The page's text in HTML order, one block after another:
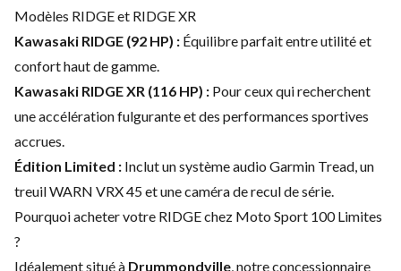
Modèles RIDGE et RIDGE XR
Kawasaki RIDGE (92 HP) : Équilibre parfait entre utilité et
confort haut de gamme.
Kawasaki RIDGE XR (116 HP) : Pour ceux qui recherchent
une accélération fulgurante et des performances sportives
accrues.
Édition Limited : Inclut un système audio Garmin Tread, un
treuil WARN VRX 45 et une caméra de recul de série.
Pourquoi acheter votre RIDGE chez Moto Sport 100 Limites
?
Idéalement situé à Drummondville, notre concessionnaire